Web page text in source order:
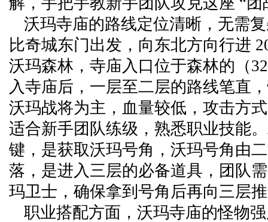
沃玛寺庙的路线定位清晰，无需
比奇城东门出发，向东北方向行进
沃玛森林，寺庙入口位于森林的（
入寺庙后，一层至二层的路线笔直
沃玛战将为主，血量较低，攻击方
适合新手团队练级，熟悉职业技能
键，是获取沃玛号角，沃玛号角由
落，是进入三层的必备道具，团队
玛卫士，确保拿到号角后再向三层
职业搭配方面，沃玛寺庙的怪物